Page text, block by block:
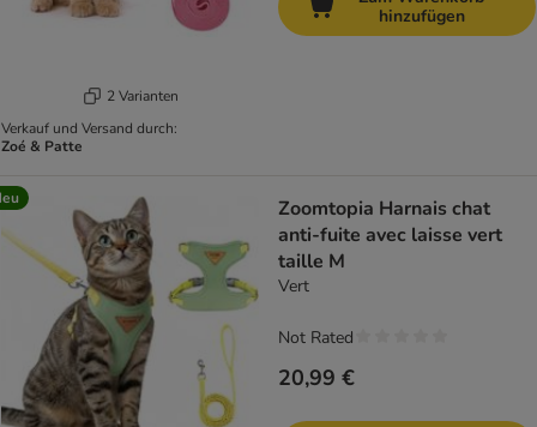
2 Varianten
Verkauf und Versand durch:
Zoé & Patte
hinzufügen
Zoomtopia Harnais chat
anti-fuite avec laisse vert
taille M
Vert
20,99 €
Not Rated